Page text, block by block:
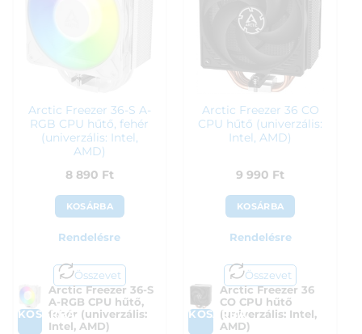
Arctic Freezer 36-S A-
RGB CPU hűtő, fehér
(univerzális: Intel,
AMD)
8 890 Ft
KOSÁRBA
Rendelésre
Összevet
KOSÁRBA
Arctic Freezer 36-S
A-RGB CPU hűtő,
fehér (univerzális:
Intel, AMD)
Arctic Freezer 36 CO
CPU hűtő (univerzális:
Intel, AMD)
9 990 Ft
KOSÁRBA
Rendelésre
Összevet
KOSÁRBA
Arctic Freezer 36
CO CPU hűtő
(univerzális: Intel,
AMD)